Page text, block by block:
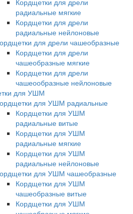
Кордщетки для дрели
радиальные мягкие
Кордщетки для дрели
радиальные нейлоновые
для дрели чашеобразные
Кордщетки для дрели
чашеобразные мягкие
Кордщетки для дрели
чашеообразные нейлоновые
для УШМ
для УШМ радиальные
Кордщетки для УШМ
радиальные витые
Кордщетки для УШМ
радиальные мягкие
Кордщетки для УШМ
радиальные нейлоновые
для УШМ чашеобразные
Кордщетки для УШМ
чашеобразные витые
Кордщетки для УШМ